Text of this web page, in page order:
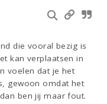
die vooral bezig is
kan verplaatsen in
voelen dat je het
gewoon omdat het
ben jij maar fout.